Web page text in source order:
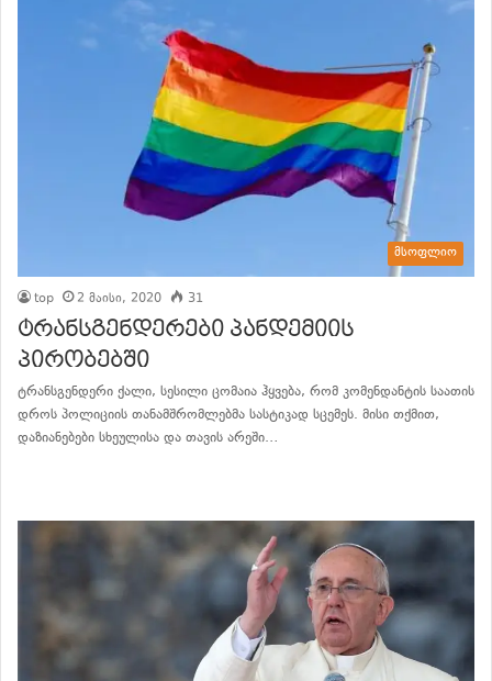
მსოფლიო
top 2 მაისი, 2020 31
ტრანსგენდერები პანდემიის
პირობებში
ტრანსგენდერი ქალი, სესილი ცომაია ჰყვება, რომ კომენდანტის საათის
დროს პოლიციის თანამშრომლებმა სასტიკად სცემეს. მისი თქმით,
დაზიანებები სხეულისა და თავის არეში…